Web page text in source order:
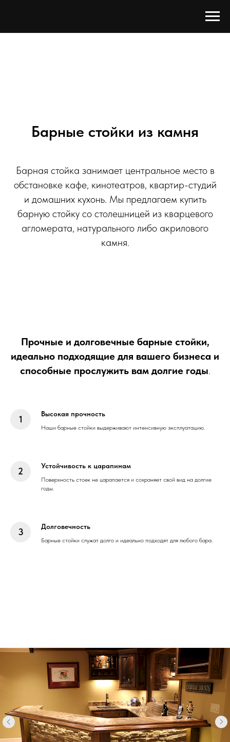
Барные стойки из камня
Барная стойка занимает центральное место в
обстановке кафе, кинотеатров, квартир-студий
и домашних кухонь. Мы предлагаем купить
барную стойку со столешницей из кварцевого
агломерата, натурального либо акрилового
камня.
Прочные и долговечные барные стойки,
идеально подходящие для вашего бизнеса и
способные прослужить вам долгие годы.
Высокая прочность
Наши барные стойки выдерживают интенсивную эксплуатацию.
Устойчивость к царапинам
Поверхность стоек не царапается и сохраняет свой вид на долгие
годы.
Долговечность
Барные стойки служат долго и идеально подходят для любого бара.